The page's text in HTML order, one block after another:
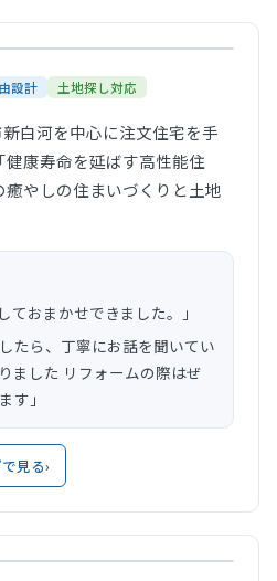
設計 土地探し対応
白河を中心に注文住宅を手
康寿命を延ばす高性能住
やしの住まいづくりと土地
ておまかせできました。」
たら、丁寧にお話を聞いてい
ました リフォームの際はぜ
す」
見る›